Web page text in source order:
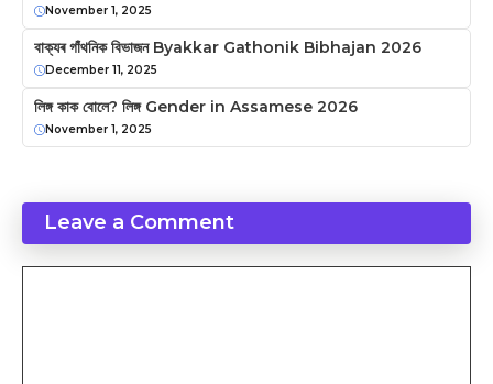
November 1, 2025
বাক্যৰ গাঁথনিক বিভাজন Byakkar Gathonik Bibhajan 2026
December 11, 2025
লিঙ্গ কাক বোলে? লিঙ্গ Gender in Assamese 2026
November 1, 2025
Leave a Comment